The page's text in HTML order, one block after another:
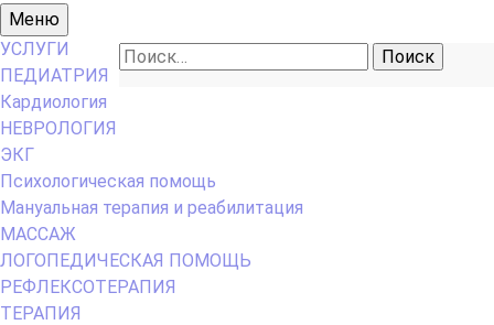
Основное
меню
Меню
Найти:
УСЛУГИ
ПЕДИАТРИЯ
Кардиология
НЕВРОЛОГИЯ
ЭКГ
Психологическая помощь
Мануальная терапия и реабилитация
МАССАЖ
ЛОГОПЕДИЧЕСКАЯ ПОМОЩЬ
РЕФЛЕКСОТЕРАПИЯ
ТЕРАПИЯ